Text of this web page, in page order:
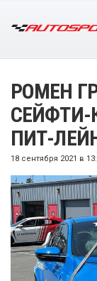
РОМЕН
СЕЙФТИ-
ПИТ-
18 сентября 2021 в